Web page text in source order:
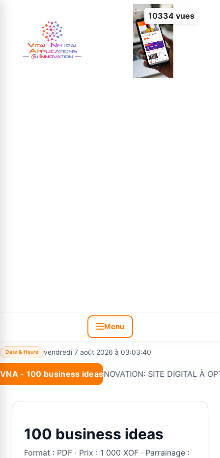
10334 vues
Menu
Date & Heure vendredi 7 août 2026 à 03:03:41
VNA - 100 business ideas
Nouveau :*#VNA INNOVATION: SITE DIGITAL À
100 business ideas
Format : PDF · Prix : 1 000 XOF · Parrainage :